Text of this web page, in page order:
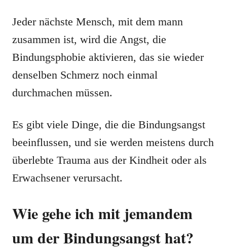
Jeder nächste Mensch, mit dem mann
zusammen ist, wird die Angst, die
Bindungsphobie aktivieren, das sie wieder
denselben Schmerz noch einmal
durchmachen müssen.
Es gibt viele Dinge, die die Bindungsangst
beeinflussen, und sie werden meistens durch
überlebte Trauma aus der Kindheit oder als
Erwachsener verursacht.
Wie gehe ich mit jemandem
um der Bindungsangst hat?